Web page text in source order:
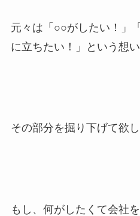
元々は「○○がしたい！」
に立ちたい！」という想
その部分を掘り下げて欲
もし、何がしたくて会社